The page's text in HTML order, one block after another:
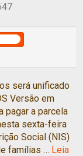
será unificado
Versão em
pagar a parcela
sexta-feira
Social (NIS)
famílias … Leia